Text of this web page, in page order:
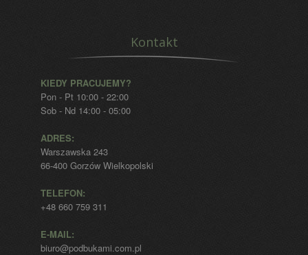
Kontakt
KIEDY PRACUJEMY?
Pon - Pt 10:00 - 22:00
Sob - Nd 14:00 - 05:00
ADRES:
Warszawska 243
66-400 Gorzów Wielkopolski
TELEFON:
+48 660 759 311
E-MAIL:
biuro@podbukami.com.pl